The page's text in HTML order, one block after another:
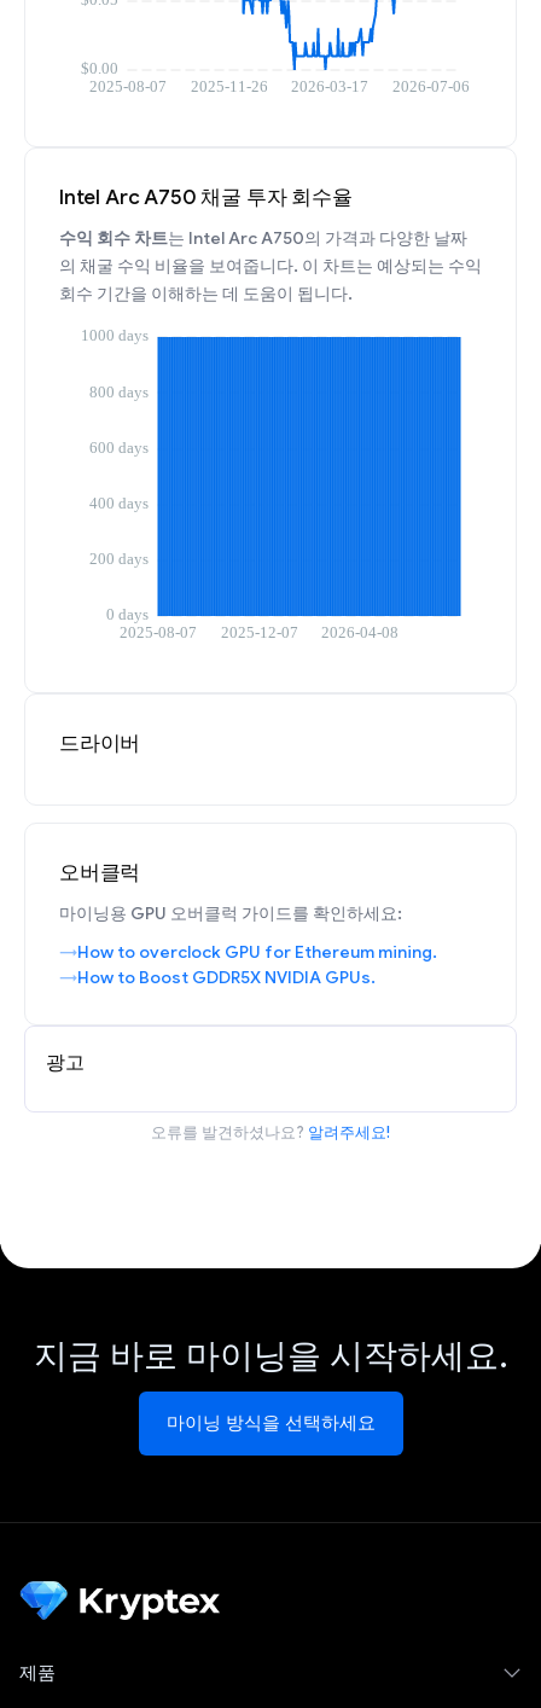
Intel Arc A750 채굴 투자 회수율
수익 회수 차트는 Intel Arc A750의 가격과 다양한 날짜
의 채굴 수익 비율을 보여줍니다. 이 차트는 예상되는 수익
회수 기간을 이해하는 데 도움이 됩니다.
드라이버
오버클럭
마이닝용 GPU 오버클럭 가이드를 확인하세요:
How to overclock GPU for Ethereum mining.
How to Boost GDDR5X NVIDIA GPUs.
광고
오류를 발견하셨나요? 알려주세요!
지금 바로 마이닝을 시작하세요.
마이닝 방식을 선택하세요
제품